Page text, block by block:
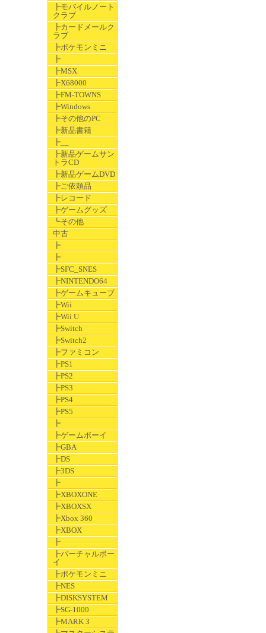
┣モバイルノート
クラブ
┣カードメールク
ラブ
┣ポケモンミニ
┣
┣MSX
┣X68000
┣FM-TOWNS
┣Windows
┣その他のPC
┣新品書籍
┣__
┣新品ゲームサン
トラCD
┣新品ゲームDVD
┣ご依頼品
┣レコード
┣ゲームグッズ
┗その他
中古
┣
┣
┣SFC_SNES
┣NINTENDO64
┣ゲームキューブ
┣Wii
┣Wii U
┣Switch
┣Switch2
┣ファミコン
┣PS1
┣PS2
┣PS3
┣PS4
┣PS5
┣
┣ゲームボーイ
┣GBA
┣DS
┣3DS
┣
┣XBOXONE
┣XBOXSX
┣Xbox 360
┣XBOX
┣
┣バーチャルボー
イ
┣ポケモンミニ
┣NES
┣DISKSYSTEM
┣SG-1000
┣MARK 3